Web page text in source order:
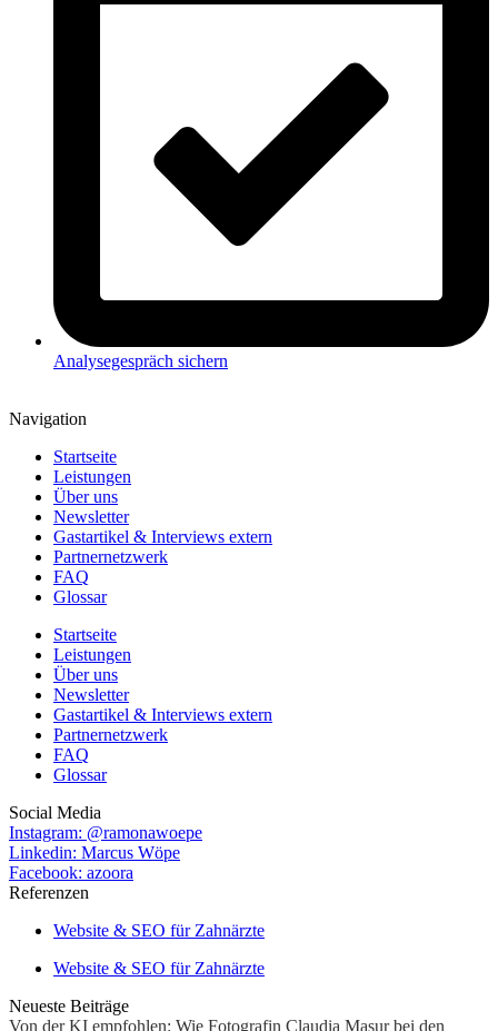
Analysegespräch sichern
Navigation
Startseite
Leistungen
Über uns
Newsletter
Gastartikel & Interviews extern
Partnernetzwerk
FAQ
Glossar
Startseite
Leistungen
Über uns
Newsletter
Gastartikel & Interviews extern
Partnernetzwerk
FAQ
Glossar
Social Media
Instagram: @ramonawoepe
Linkedin: Marcus Wöpe
Facebook: azoora
Referenzen
Website & SEO für Zahnärzte
Website & SEO für Zahnärzte
Neueste Beiträge
Von der KI empfohlen: Wie Fotografin Claudia Masur bei den